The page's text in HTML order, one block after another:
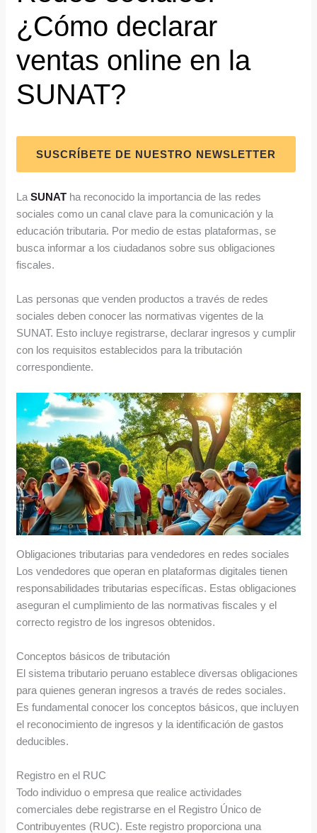
¿Cómo declarar
ventas online en la
SUNAT?
SUSCRÍBETE DE NUESTRO NEWSLETTER
LaSUNAT ha reconocido la importancia de las redes
sociales como un canal clave para la comunicación y la
educación tributaria. Por medio de estas plataformas, se
busca informar a los ciudadanos sobre sus obligaciones
fiscales.
Las personas que venden productos a través de redes
sociales deben conocer las normativas vigentes de la
SUNAT. Esto incluye registrarse, declarar ingresos y cumplir
con los requisitos establecidos para la tributación
correspondiente.
Obligaciones tributarias para vendedores en redes sociales
Los vendedores que operan en plataformas digitales tienen
responsabilidades tributarias específicas. Estas obligaciones
aseguran el cumplimiento de las normativas fiscales y el
correcto registro de los ingresos obtenidos.
Conceptos básicos de tributación
El sistema tributario peruano establece diversas obligaciones
para quienes generan ingresos a través de redes sociales.
Es fundamental conocer los conceptos básicos, que incluyen
el reconocimiento de ingresos y la identificación de gastos
deducibles.
Registro en el RUC
Todo individuo o empresa que realice actividades
comerciales debe registrarse en el Registro Único de
Contribuyentes (RUC). Este registro proporciona una